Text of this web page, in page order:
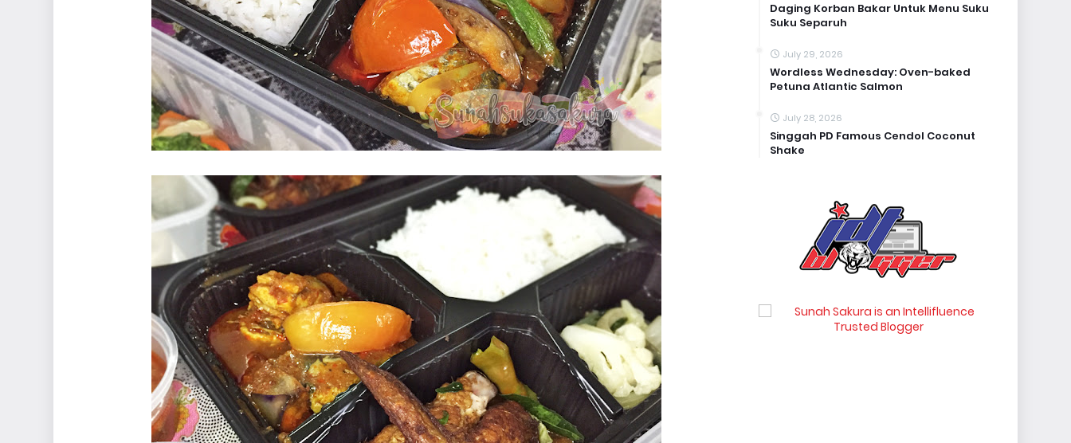
Daging Korban Bakar Untuk Menu Suku
Suku Separuh
July 29, 2026
Wordless Wednesday: Oven-baked
Petuna Atlantic Salmon
July 28, 2026
Singgah PD Famous Cendol Coconut
Shake